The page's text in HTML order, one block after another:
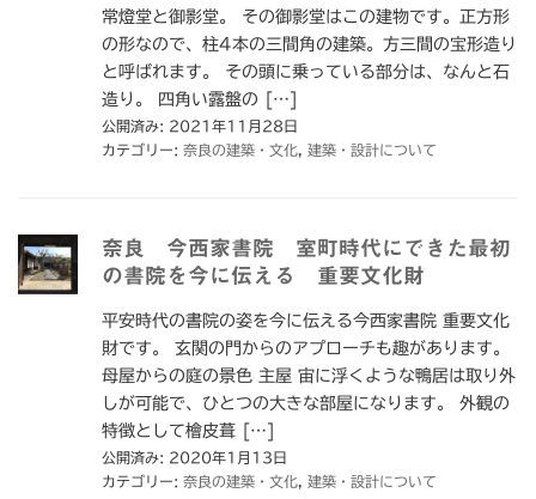
常燈堂と御影堂。 その御影堂はこの建物です。正方形
の形なので、柱4本の三間角の建築。方三間の宝形造り
と呼ばれます。 その頭に乗っている部分は、なんと石
造り。 四角い露盤の […]
公開済み: 2021年11月28日
カテゴリー: 奈良の建築・文化 建築・設計について
奈良 今西家書院 室町時代にできた最初
の書院を今に伝える 重要文化財
平安時代の書院の姿を今に伝える今西家書院 重要文化
財です。 玄関の門からのアプローチも趣があります。
母屋からの庭の景色 主屋 宙に浮くような鴨居は取り外
しが可能で、ひとつの大きな部屋になります。 外観の
特徴として檜皮葺 […]
公開済み: 2020年1月13日
カテゴリー: 奈良の建築・文化 建築・設計について